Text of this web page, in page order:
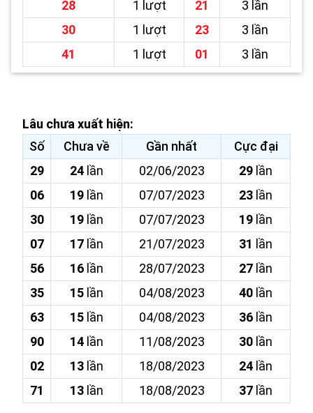
28 1 lượt 21
3 lần
30
1 lượt 23
3 lần
41
1 lượt 01 3 lần
Lâu chưa xuất hiện:
Số
Chưa về Gần nhất
Cực đại
29
24lần 02/06/2023 29 lần
06
19lần 07/07/2023 23 lần
30
19lần 07/07/2023 19 lần
07
17lần 21/07/2023 31 lần
56
16lần 28/07/2023 27 lần
35
15lần 04/08/2023 40 lần
63
15lần 04/08/2023 36 lần
90
14lần 11/08/2023 30 lần
02
13lần 18/08/2023 24 lần
71
13lần 18/08/2023 37 lần